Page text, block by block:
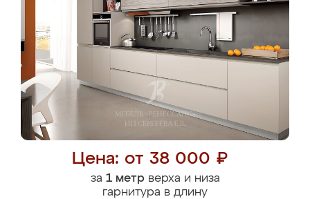
Цена: от 38 000 ₽
за 1 метрверха и низа
гарнитура в длину